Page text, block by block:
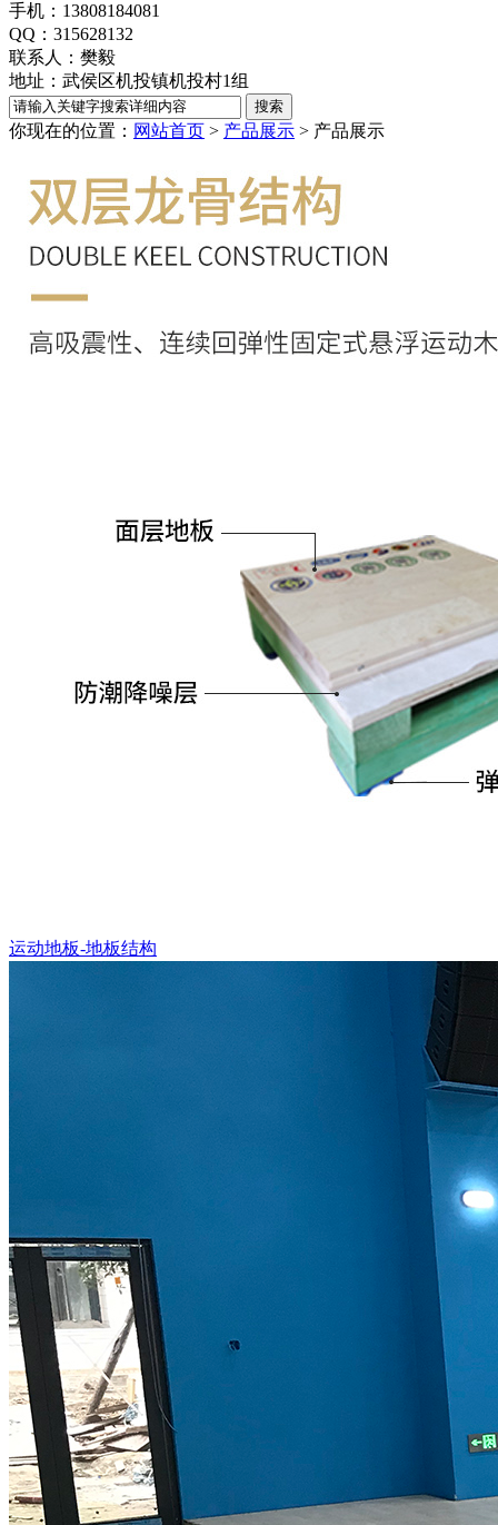
手机：13808184081
QQ：315628132
联系人：樊毅
地址：武侯区机投镇机投村1组
你现在的位置： 网站首页 > 产品展示 > 产品展示
运动地板-地板结构